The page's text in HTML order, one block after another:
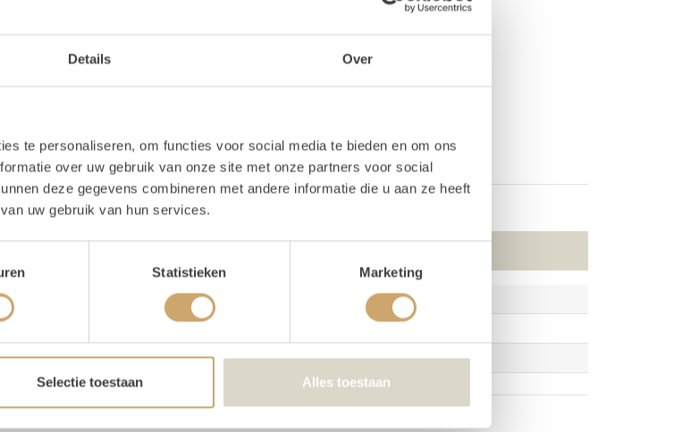
Details Over
te personaliseren, om functies voor social media te bieden en om ons
over uw gebruik van onze site met onze partners voor social
deze gegevens combineren met andere informatie die u aan ze heeft
uw gebruik van hun services.
Statistieken Marketing
Selectie toestaan Alles toestaan
62 cm